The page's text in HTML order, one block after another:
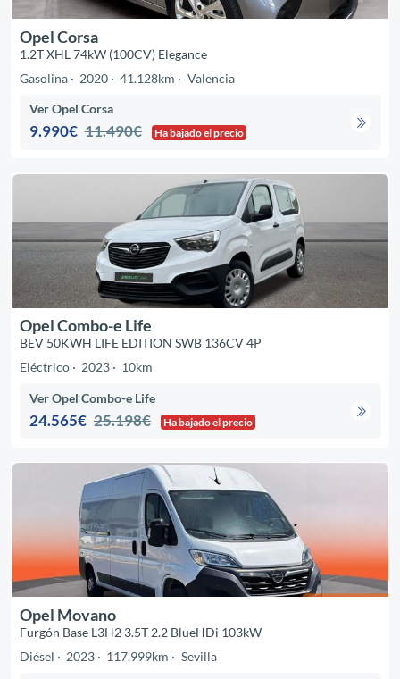
Opel Corsa
1.2T XHL 74kW (100CV) Elegance
Gasolina
2020 41.128km Valencia
Ver Opel Corsa
9.990€ 11.490€ Ha bajado el precio
Opel Combo-e Life
BEV 50KWH LIFE EDITION SWB 136CV 4P
Eléctrico
2023 10km
Ver Opel Combo-e Life
24.565€ 25.198€ Ha bajado el precio
Opel Movano
Furgón Base L3H2 3.5T 2.2 BlueHDi 103kW
Diésel
2023 117.999km Sevilla